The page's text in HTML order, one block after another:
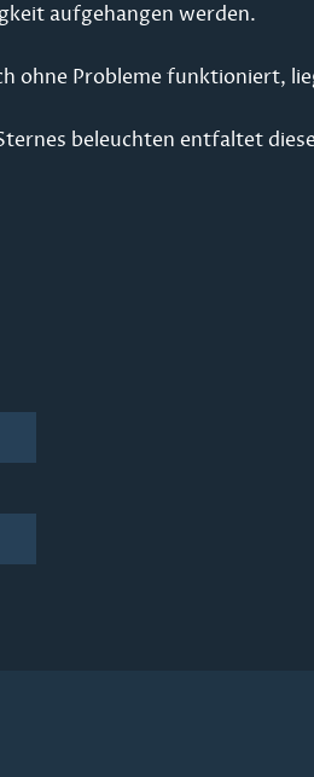
aufgehangen werden.
ohne Probleme funktioniert,
beleuchten entfaltet